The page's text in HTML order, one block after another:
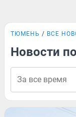
ТЮМЕНЬ ВСЕ
Новости